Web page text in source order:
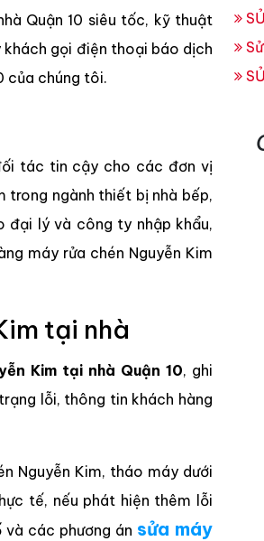
Quận 10 siêu tốc, kỹ thuật
gọi điện thoại báo dịch
của chúng tôi.
tác tin cậy cho các đơn vị
trong ngành thiết bị nhà bếp,
đại lý và công ty nhập khẩu,
máy rửa chén Nguyễn Kim
tại nhà
Kim tại nhà Quận 10, ghi
lỗi, thông tin khách hàng
Nguyễn Kim, tháo máy dưới
tế, nếu phát hiện thêm lỗi
và các phương án sửa máy